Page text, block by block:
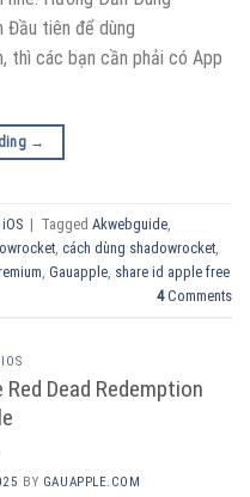
Đầu tiên để dùng
thì các bạn cần phải có App
→
| Tagged Akwebguide
cách dùng shadowrocket
Gauapple share id apple free
4Comments
Dead Redemption
BY GAUAPPLE.COM